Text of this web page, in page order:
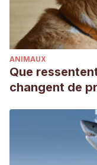
ANIMAUX
Que
changent de